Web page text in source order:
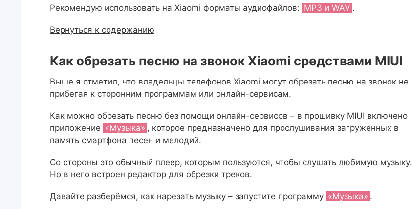
Рекомендую использовать на Xiaomi форматы аудиофайлов: MP3 и WAV .
Вернуться к содержанию
Как обрезать песню на звонок Xiaomi средствами MIUI
Выше я отметил, что владельцы телефонов Xiaomi могут обрезать песню на звонок не
прибегая к сторонним программам или онлайн-сервисам.
Как можно обрезать песню без помощи онлайн-сервисов – в прошивку MIUI включено
приложение «Музыка» , которое предназначено для прослушивания загруженных в
память смартфона песен и мелодий.
Со стороны это обычный плеер, которым пользуются, чтобы слушать любимую музыку.
Но в него встроен редактор для обрезки треков.
Давайте разберёмся, как нарезать музыку – запустите программу «Музыка» .